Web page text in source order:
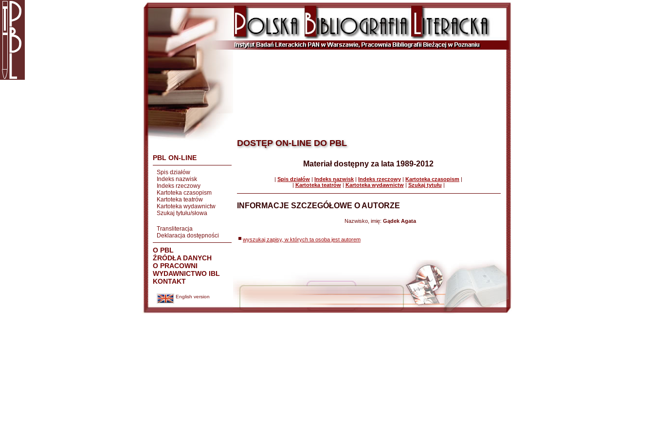
PBL ON-LINE
Spis działów
Indeks nazwisk
Indeks rzeczowy
Kartoteka czasopism
Kartoteka teatrów
Kartoteka wydawnictw
Szukaj tytułu/słowa
Transliteracja
Deklaracja dostępności
O PBL
ŹRÓDŁA DANYCH
O PRACOWNI
WYDAWNICTWO IBL
KONTAKT
English version
DOSTĘP ON-LINE DO PBL
Materiał dostępny za lata 1989-2012
| Spis działów | Indeks nazwisk | Indeks rzeczowy | Kartoteka czasopism |
| Kartoteka teatrów| Kartoteka wydawnictw| Szukaj tytułu |
INFORMACJE SZCZEGÓŁOWE O AUTORZE
Nazwisko, imię: Gądek Agata
wyszukaj zapisy, w których ta osoba jest autorem